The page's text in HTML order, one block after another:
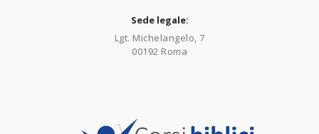
Sede legale:
Lgt. Michelangelo, 7
00192 Roma